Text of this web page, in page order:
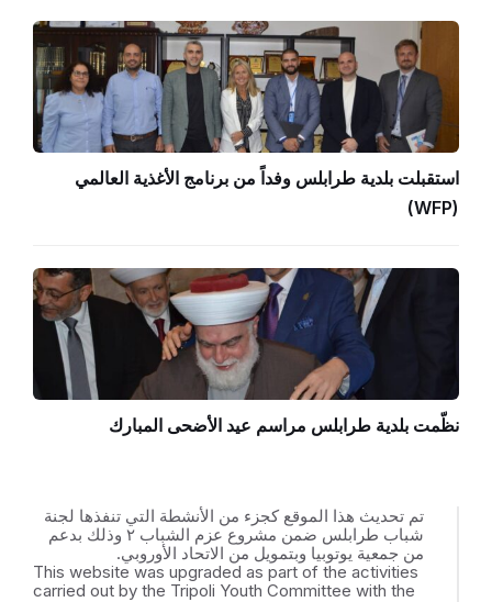
استقبلت بلدية طرابلس وفداً من برنامج الأغذية العالمي
(WFP)
نظّمت بلدية طرابلس مراسم عيد الأضحى المبارك
تم تحديث هذا الموقع كجزء من الأنشطة التي تنفذها لجنة
شباب طرابلس ضمن مشروع عزم الشباب ٢ وذلك بدعم
من جمعية يوتوبيا وبتمويل من الاتحاد الأوروبي.
This website was upgraded as part of the activities
carried out by the Tripoli Youth Committee with the